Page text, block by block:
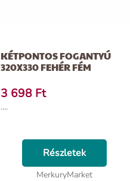
KÉTPONTOS FOGANTYÚ
320X330 FEHÉR FÉM
3 698 Ft
....
Részletek
MerkuryMarket